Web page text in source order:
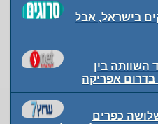
בישראל, אבל
השוותה בין
אפריקה
כפרים